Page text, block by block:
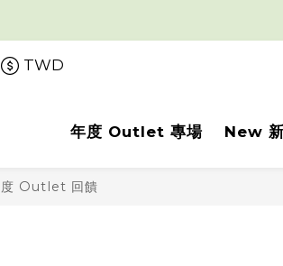
TWD
年度 Outlet 專場 New
Outlet 回饋